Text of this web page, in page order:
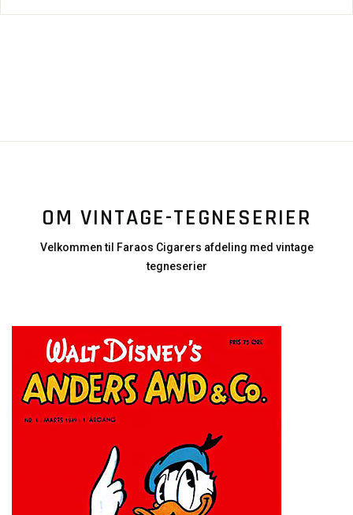
OM VINTAGE-TEGNESERIER
Velkommen til Faraos Cigarers afdeling med vintage
tegneserier